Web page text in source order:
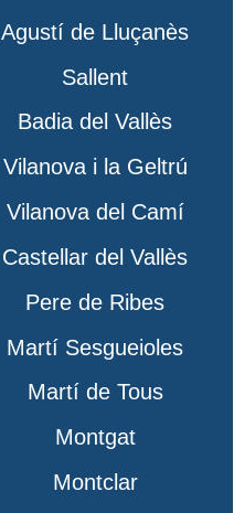
Agustí de Lluçanès
Sallent
Badia del Vallès
Vilanova i la Geltrú
Vilanova del Camí
Castellar del Vallès
Pere de Ribes
Martí Sesgueioles
Martí de Tous
Montgat
Montclar